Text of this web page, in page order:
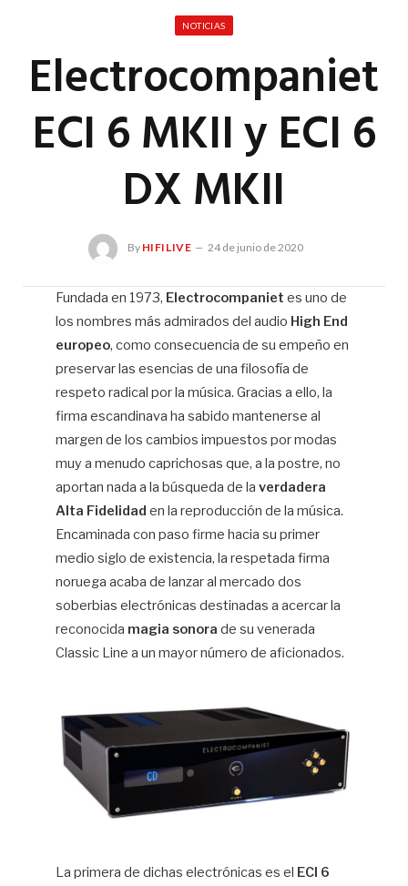
NOTICIAS
Electrocompaniet
ECI 6 MKII y ECI 6
DX MKII
By HIFILIVE 24 de junio de 2020
Fundada en 1973, Electrocompaniet es uno de
los nombres más admirados del audio High End
europeo, como consecuencia de su empeño en
preservar las esencias de una filosofía de
respeto radical por la música. Gracias a ello, la
firma escandinava ha sabido mantenerse al
margen de los cambios impuestos por modas
muy a menudo caprichosas que, a la postre, no
aportan nada a la búsqueda de la verdadera
Alta Fidelidad en la reproducción de la música.
Encaminada con paso firme hacia su primer
medio siglo de existencia, la respetada firma
noruega acaba de lanzar al mercado dos
soberbias electrónicas destinadas a acercar la
reconocida magia sonora de su venerada
Classic Line a un mayor número de aficionados.
La primera de dichas electrónicas es el ECI 6